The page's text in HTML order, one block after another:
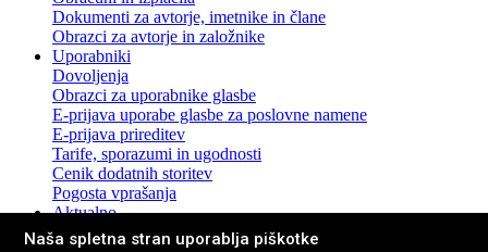
Dokumenti za avtorje, imetnike in člane
Obrazci za avtorje in založnike
Uporabniki
Dovoljenja
Obrazci za uporabnike glasbe
E-prijava uporabe glasbe za poslovne namene
E-prijava prireditev
Tarife, sporazumi in ugodnosti
Cenik dodatnih storitev
Pogosta vprašanja
Aktualno
Novice in sporočila za javnost
Naša spletna stran uporablja piškotke